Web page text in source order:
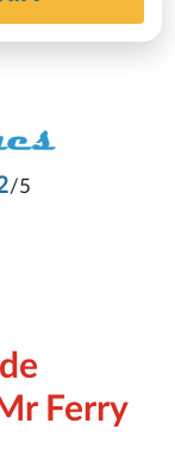
bon service, tout
Ferry